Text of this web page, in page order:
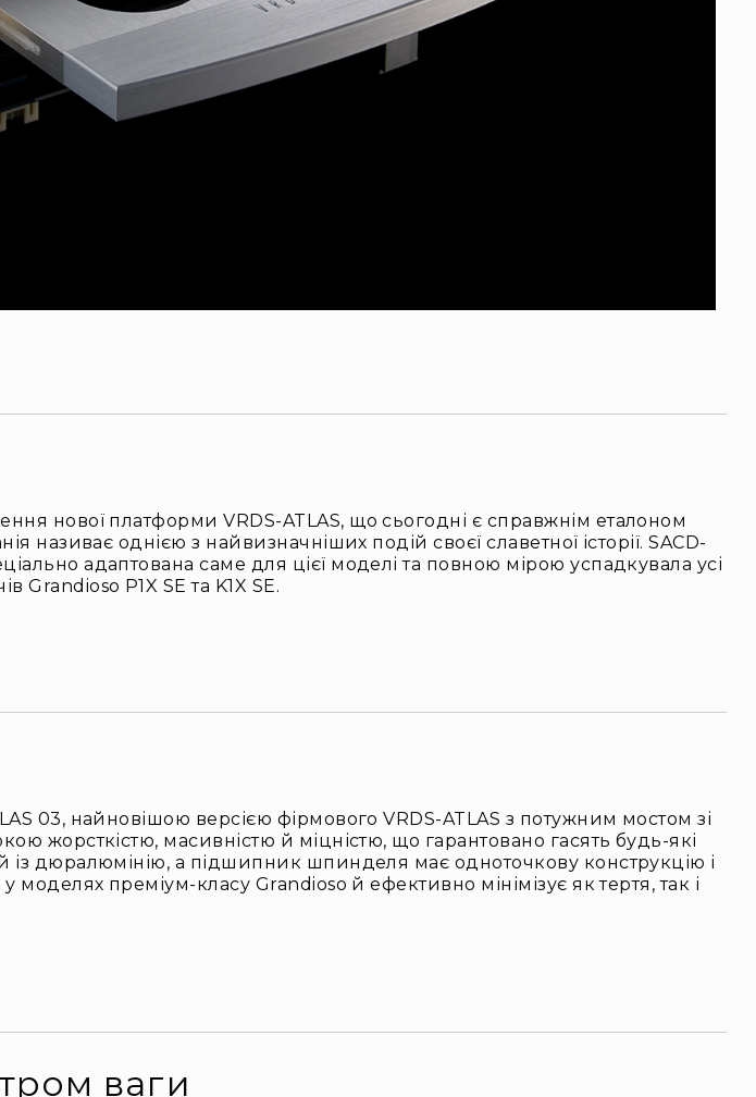
нової платформи VRDS-ATLAS, що сьогодні є справжнім еталоном
називає однією з найвизначніших подій своєї славетної історії. SACD-
адаптована саме для цієї моделі та повною мірою успадкувала усі
P1X SE та K1X SE.
03, найновішою версією фірмового VRDS-ATLAS з потужним мостом зі
жорсткістю, масивністю й міцністю, що гарантовано гасять будь-які
із дюралюмінію, а підшипник шпинделя має одноточкову конструкцію і
преміум-класу Grandioso й ефективно мінімізує як тертя, так і
ваги